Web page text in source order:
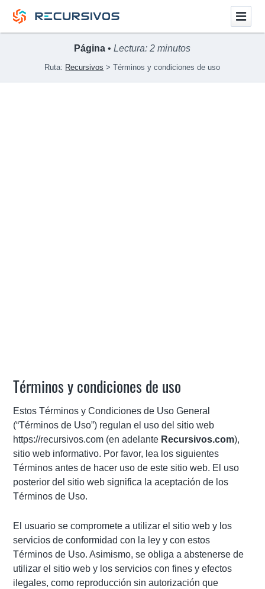
Página •Lectura: 2 minutos
Ruta: Recursivos Términos y condiciones de uso
Términos y condiciones de uso
Estos Términos y Condiciones de Uso General
(“Términos de Uso”) regulan el uso del sitio web
https://recursivos.com (en adelante Recursivos.com),
sitio web informativo. Por favor, lea los siguientes
Términos antes de hacer uso de este sitio web. El uso
posterior del sitio web significa la aceptación de los
Términos de Uso.
El usuario se compromete a utilizar el sitio web y los
servicios de conformidad con la ley y con estos
Términos de Uso. Asimismo, se obliga a abstenerse de
utilizar el sitio web y los servicios con fines y efectos
ilegales, como reproducción sin autorización que